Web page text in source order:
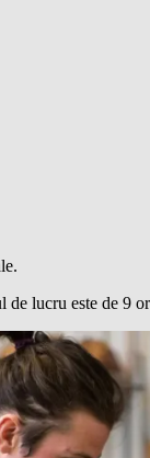
lucru este de 9